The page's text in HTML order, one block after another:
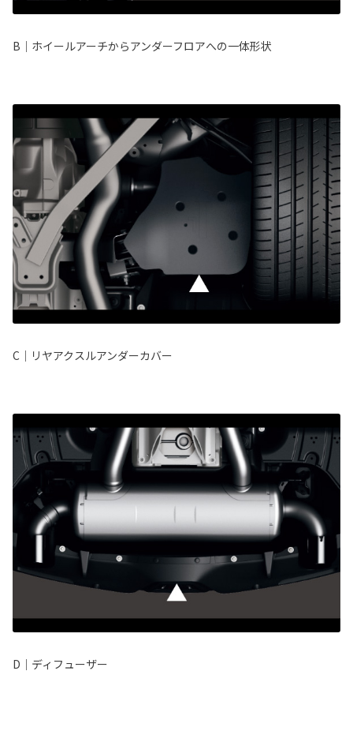
B｜ホイールアーチからアンダーフロアへの一体形状
C｜リヤアクスルアンダーカバー
D｜ディフューザー